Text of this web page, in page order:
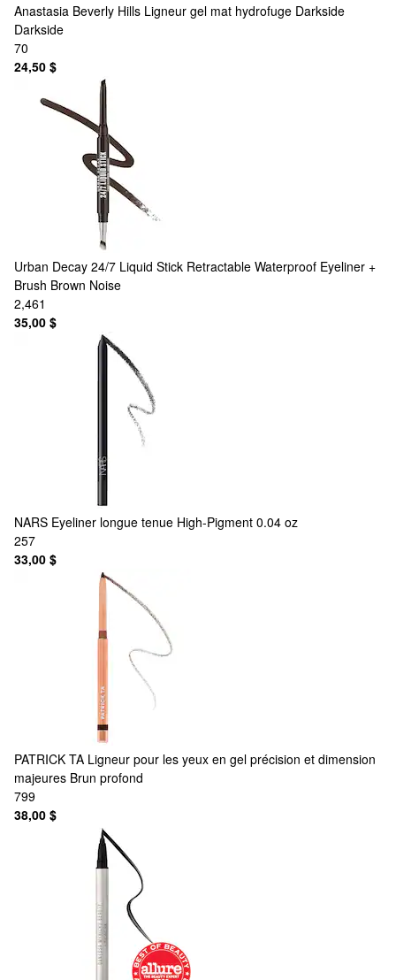
Anastasia Beverly Hills Ligneur gel mat hydrofuge Darkside
Darkside
70
24,50 $
Urban Decay 24/7 Liquid Stick Retractable Waterproof Eyeliner +
Brush Brown Noise
2,461
35,00 $
NARS Eyeliner longue tenue High-Pigment 0.04 oz
257
33,00 $
PATRICK TA Ligneur pour les yeux en gel précision et dimension
majeures Brun profond
799
38,00 $